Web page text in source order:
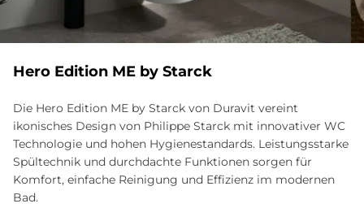
Hero Edi­ti­on ME by Star­ck
Die Hero Edition ME by Starck von Duravit vereint
ikonisches Design von Philippe Starck mit innovativer WC
Technologie und hohen Hygienestandards. Leistungsstarke
Spültechnik und durchdachte Funktionen sorgen für
Komfort, einfache Reinigung und Effizienz im modernen
Bad.